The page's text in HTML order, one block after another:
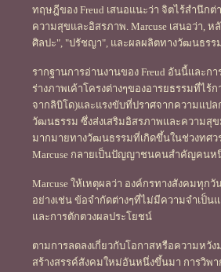
ทฤษฎีของ Freud เสนอแนะว่า จิตไร้สำนึก
ความสุขและอิสรภาพ. Marcuse เสนอว่า,
ศิลปะ", "ปรัชญา", และผลผลิตทางวัฒนธรร
รากฐานการอ่านงานของ Freud อันนี้และ
ร่างภาพเค้าโครงต่างๆของอารยธรรมที่ไร้
จากลิบิโด)และแรงขับที่ปราศจากความแปล
วัฒนธรรม ซึ่งส่งเสริมอิสรภาพและความสุ
มากมายทางวัฒนธรรมที่เกิดขึ้นในช่วงทศ
Marcuse กลายเป็นปัญญาชนคนสำคัญคนห
Marcuse ให้เหตุผลว่า องค์กรทางสังคมทุก
อย่างเช่น ข้อจำกัดต่างๆที่ไม่มีความจำเป็น
และการตักตวงผลประโยชน์
ตามการลดลงเกี่ยวกับโอกาสหรือความหวัง
สร้างสรรค์สังคมใหม่อันหนึ่งขึ้นมา การวิพ